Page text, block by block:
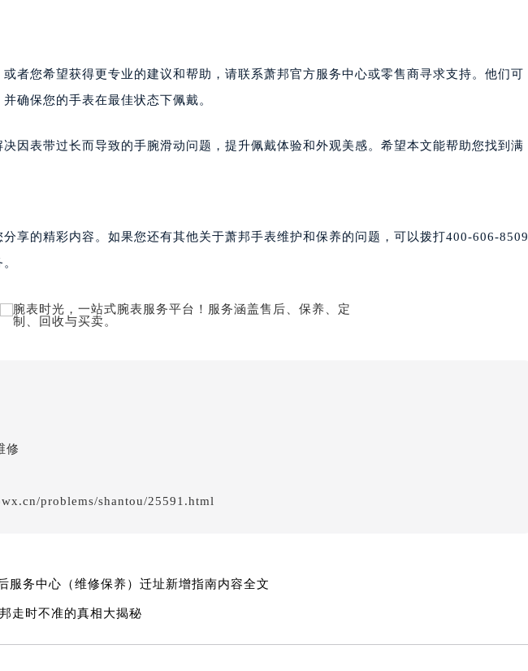
市龙沙区龙华路萧邦售后服务中心（需提前预约）
北林区新华街与康庄路交叉口萧邦售后服务中心（需提前预约）
伊美区通河路萧邦售后服务中心（需提前预约）
江区浑江大街萧邦售后服务中心（需提前预约）
东区紫气大路与南九经街交汇处萧邦售后服务中心（需提前预约）
区五环大街萧邦售后服务中心（需提前预约）
吉市解放路萧邦售后服务中心（需提前预约）
塔区新华路萧邦售后服务中心（需提前预约）
区七经街萧邦售后服务中心（需提前预约）
区解放大街萧邦售后服务中心（需提前预约）
山区中央路萧邦售后服务中心（需提前预约）
区市府路与渤海大街交叉口萧邦售后服务中心（需提前预约）
河区中街路137号亨得利名表维修授权店1楼萧邦售后服务中心（需提前预约）
者您希望获得更专业的建议和帮助，请联系萧邦官方服务中心或零售商寻求支持。他们可
确保您的手表在最佳状态下佩戴。
因表带过长而导致的手腕滑动问题，提升佩戴体验和外观美感。希望本文能帮助您找到满
分享的精彩内容。如果您还有其他关于萧邦手表维护和保养的问题，可以拨打400-606-8509
修
problems/shantou/25591.html
服务中心（维修保养）迁址新增指南内容全文
走时不准的真相大揭秘